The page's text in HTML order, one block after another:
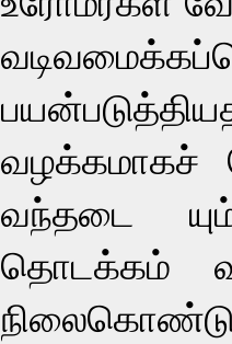
வழக்கமாகச்
வந்தடை
தொடக்கம்
நிலைகொண்டு